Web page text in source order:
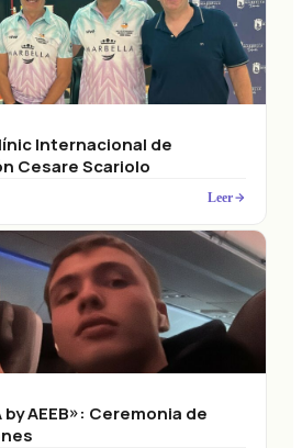
Internacional de
Cesare Scariolo
Leer
AEEB»: Ceremonia de